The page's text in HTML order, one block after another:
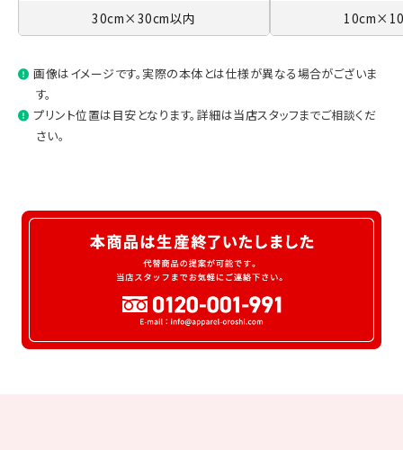
30cm×30cm以内
画像はイメージです。実際の本体とは仕様が異なる場合がございま
す。
プリント位置は目安となります。詳細は当店スタッフまでご相談くだ
さい。